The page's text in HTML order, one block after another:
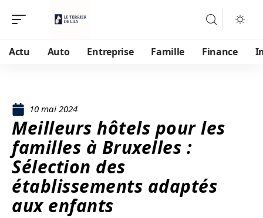
Actu Auto Entreprise Famille Finance
10 mai 2024
Meilleurs hôtels pour les
familles à Bruxelles :
Sélection des
établissements adaptés
aux enfants